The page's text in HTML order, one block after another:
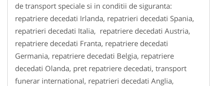
de transport speciale si in conditii de siguranta:
repatriere decedati Irlanda, repatrieri decedati Spania,
repatrieri decedati Italia, repatriere decedati Austria,
repatriere decedati Franta, repatriere decedati
Germania, repatriere decedati Belgia, repatriere
decedati Olanda, pret repatriere decedati, transport
funerar international, repatrieri decedati Anglia,